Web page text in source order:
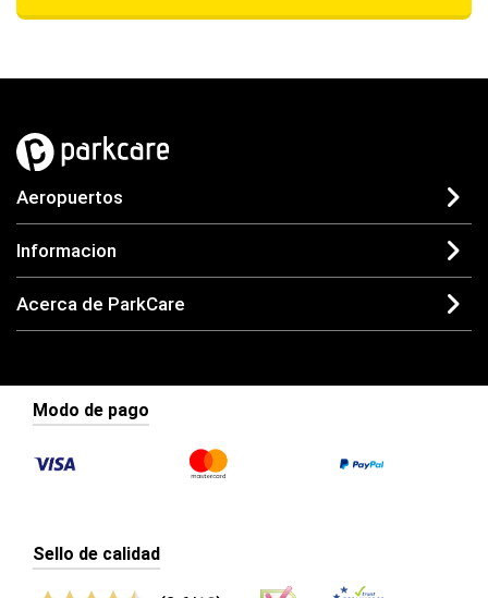
Aeropuertos
Informacion
Acerca de ParkCare
Modo de pago
Sello de calidad